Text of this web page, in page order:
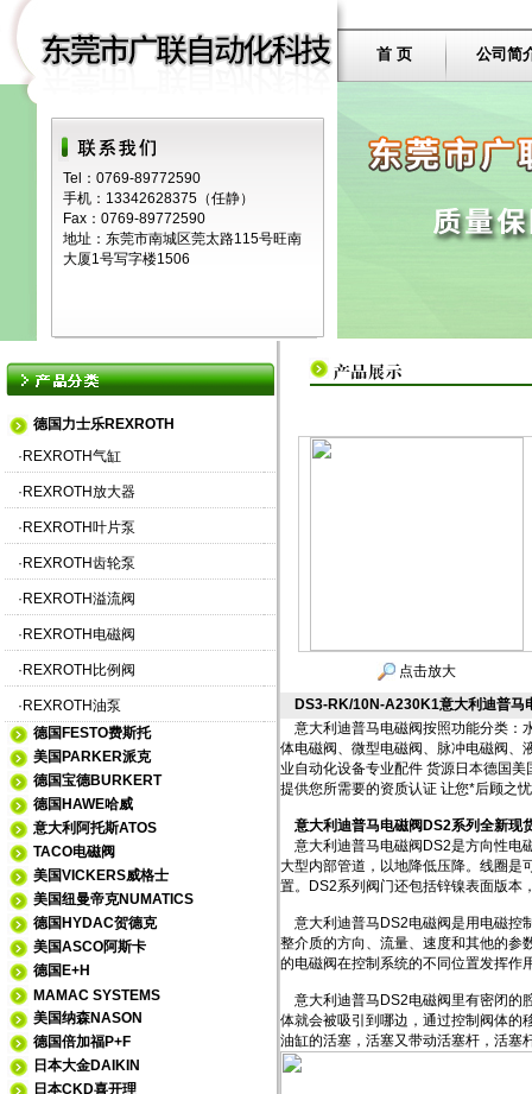
Tel：0769-89772590
手机：13342628375（任静）
Fax：0769-89772590
地址：东莞市南城区莞太路115号旺南
大厦1号写字楼1506
首 页 公司简
德国力士乐REXROTH
· REXROTH气缸
· REXROTH放大器
· REXROTH叶片泵
· REXROTH齿轮泵
· REXROTH溢流阀
· REXROTH电磁阀
· REXROTH比例阀
· REXROTH油泵
德国FESTO费斯托
美国PARKER派克
德国宝德BURKERT
德国HAWE哈威
意大利阿托斯ATOS
TACO电磁阀
美国VICKERS威格士
美国纽曼帝克NUMATICS
德国HYDAC贺德克
美国ASCO阿斯卡
德国E+H
MAMAC SYSTEMS
美国纳森NASON
德国倍加福P+F
日本大金DAIKIN
日本CKD喜开理
点击放大
DS3-RK/10N-A230K1意大利迪普马
意大利迪普马电磁阀按照功能分类：
体电磁阀、微型电磁阀、脉冲电磁阀
业自动化设备专业配件 货源日本德国
提供您所需要的资质认证 让您*后顾之
意大利迪普马电磁阀DS2系列全新现
意大利迪普马电磁阀DS2是方向性电
大型内部管道，以地降低压降。线圈是
置。DS2系列阀门还包括锌镍表面版本
意大利迪普马DS2电磁阀是用电磁控
整介质的方向、流量、速度和其他的参
的电磁阀在控制系统的不同位置发挥作
意大利迪普马DS2电磁阀里有密闭的
体就会被吸引到哪边，通过控制阀体的
油缸的活塞，活塞又带动活塞杆，活塞